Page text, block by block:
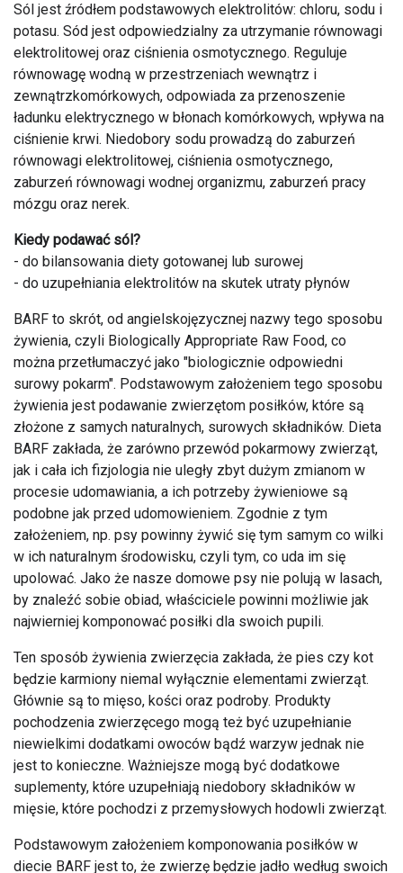
Sól jest źródłem podstawowych elektrolitów: chloru, sodu i
potasu. Sód jest odpowiedzialny za utrzymanie równowagi
elektrolitowej oraz ciśnienia osmotycznego. Reguluje
równowagę wodną w przestrzeniach wewnątrz i
zewnątrzkomórkowych, odpowiada za przenoszenie
ładunku elektrycznego w błonach komórkowych, wpływa na
ciśnienie krwi. Niedobory sodu prowadzą do zaburzeń
równowagi elektrolitowej, ciśnienia osmotycznego,
zaburzeń równowagi wodnej organizmu, zaburzeń pracy
mózgu oraz nerek.
Kiedy podawać sól?
- do bilansowania diety gotowanej lub surowej
- do uzupełniania elektrolitów na skutek utraty płynów
BARF to skrót, od angielskojęzycznej nazwy tego sposobu
żywienia, czyli Biologically Appropriate Raw Food, co
można przetłumaczyć jako "biologicznie odpowiedni
surowy pokarm". Podstawowym założeniem tego sposobu
żywienia jest podawanie zwierzętom posiłków, które są
złożone z samych naturalnych, surowych składników. Dieta
BARF zakłada, że zarówno przewód pokarmowy zwierząt,
jak i cała ich fizjologia nie uległy zbyt dużym zmianom w
procesie udomawiania, a ich potrzeby żywieniowe są
podobne jak przed udomowieniem. Zgodnie z tym
założeniem, np. psy powinny żywić się tym samym co wilki
w ich naturalnym środowisku, czyli tym, co uda im się
upolować. Jako że nasze domowe psy nie polują w lasach,
by znaleźć sobie obiad, właściciele powinni możliwie jak
najwierniej komponować posiłki dla swoich pupili.
Ten sposób żywienia zwierzęcia zakłada, że pies czy kot
będzie karmiony niemal wyłącznie elementami zwierząt.
Głównie są to mięso, kości oraz podroby. Produkty
pochodzenia zwierzęcego mogą też być uzupełnianie
niewielkimi dodatkami owoców bądź warzyw jednak nie
jest to konieczne. Ważniejsze mogą być dodatkowe
suplementy, które uzupełniają niedobory składników w
mięsie, które pochodzi z przemysłowych hodowli zwierząt.
Podstawowym założeniem komponowania posiłków w
diecie BARF jest to, że zwierzę będzie jadło według swoich